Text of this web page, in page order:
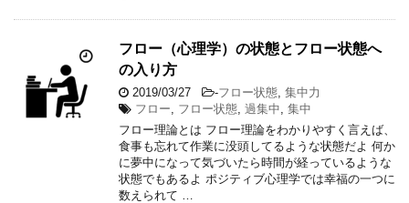
フロー（心理学）の状態とフロー状態へ
の入り方
2019/03/27 -フロー状態 集中力
フロー
フロー状態 過集中 集中
フロー理論とは フロー理論をわかりやすく言えば、
食事も忘れて作業に没頭してるような状態だよ 何か
に夢中になって気づいたら時間が経っているような
状態でもあるよ ポジティブ心理学では幸福の一つに
数えられて …